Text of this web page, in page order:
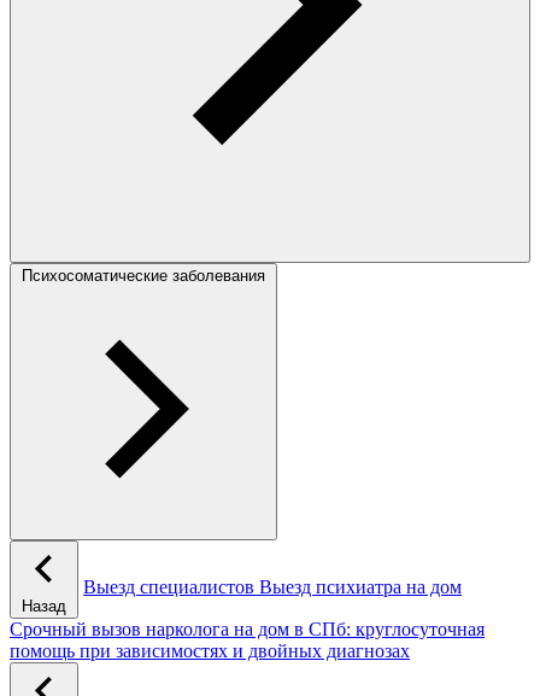
Психосоматические заболевания
Назад
Выезд специалистов Выезд психиатра на дом
Срочный вызов нарколога на дом в СПб: круглосуточная
помощь при зависимостях и двойных диагнозах